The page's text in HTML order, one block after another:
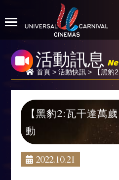
活動訊息
首頁> 活動快訊> 【黑豹
【黑豹2:瓦干達萬
動
2022.10.21